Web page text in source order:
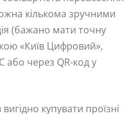
кількома зручними
(бажано мати точну
«Київ Цифровий»,
або через QR-код у
купувати проїзні